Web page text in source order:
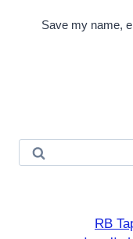
Save my name,
RB